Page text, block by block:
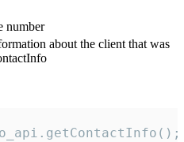
number
about the client that was